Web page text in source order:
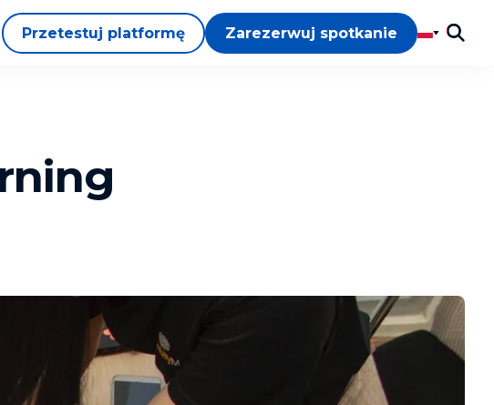
Przetestuj platformę Zarezerwuj spotkanie